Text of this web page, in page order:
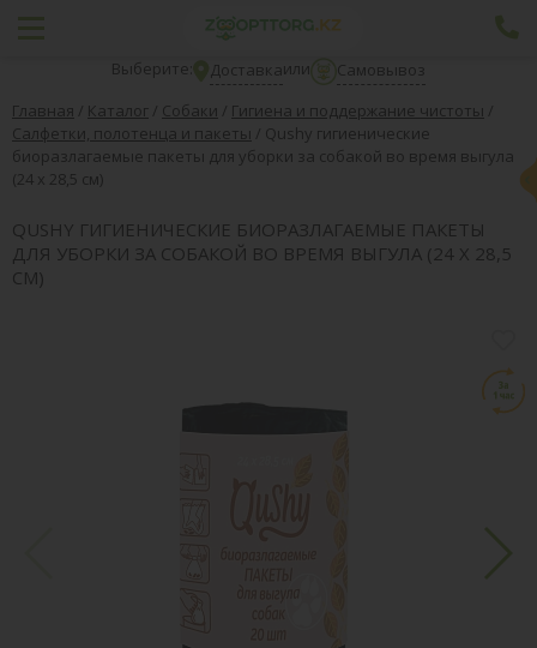
Выберите: Доставкаили
Самовывоз
Главная / Каталог / Собаки / Гигиена и поддержание чистоты /
Салфетки, полотенца и пакеты / Qushy гигиенические
биоразлагаемые пакеты для уборки за собакой во время выгула
(24 х 28,5 см)
QUSHY ГИГИЕНИЧЕСКИЕ БИОРАЗЛАГАЕМЫЕ ПАКЕТЫ
ДЛЯ УБОРКИ ЗА СОБАКОЙ ВО ВРЕМЯ ВЫГУЛА (24 Х 28,5
СМ)